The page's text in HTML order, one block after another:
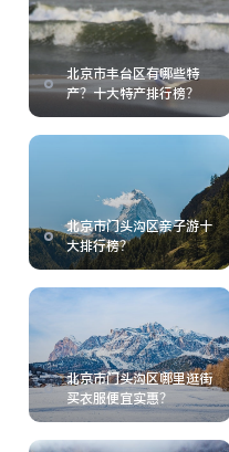
北京市丰台区有哪些特
产？十大特产排行榜？
北京市门头沟区亲子游十
大排行榜？
北京市门头沟区哪里逛街
买衣服便宜实惠？